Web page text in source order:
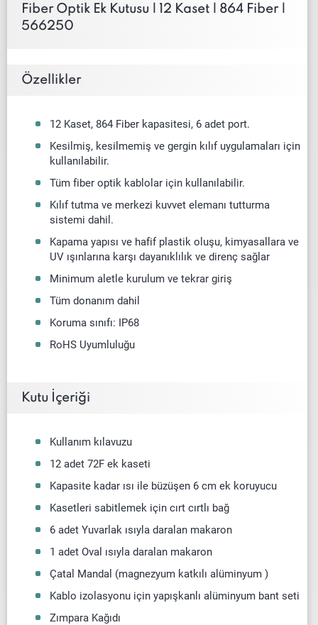
Fiber Optik Ek Kutusu | 12 Kaset | 864 Fiber |
566250
Özellikler
12 Kaset, 864 Fiber kapasitesi, 6 adet port.
Kesilmiş, kesilmemiş ve gergin kılıf uygulamaları için
kullanılabilir.
Tüm fiber optik kablolar için kullanılabilir.
Kılıf tutma ve merkezi kuvvet elemanı tutturma
sistemi dahil.
Kapama yapısı ve hafif plastik oluşu, kimyasallara ve
UV ışınlarına karşı dayanıklılık ve direnç sağlar
Minimum aletle kurulum ve tekrar giriş
Tüm donanım dahil
Koruma sınıfı: IP68
RoHS Uyumluluğu
Kutu İçeriği
Kullanım kılavuzu
12 adet 72F ek kaseti
Kapasite kadar ısı ile büzüşen 6 cm ek koruyucu
Kasetleri sabitlemek için cırt cırtlı bağ
6 adet Yuvarlak ısıyla daralan makaron
1 adet Oval ısıyla daralan makaron
Çatal Mandal (magnezyum katkılı alüminyum )
Kablo izolasyonu için yapışkanlı alüminyum bant seti
Zımpara Kağıdı